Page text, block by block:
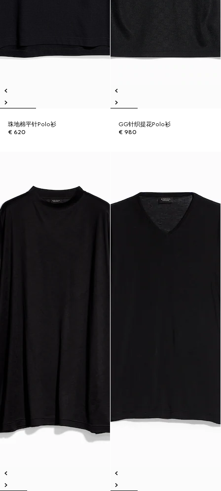
珠地棉平针Polo衫
€ 620
GG针织提花Polo衫
€ 980